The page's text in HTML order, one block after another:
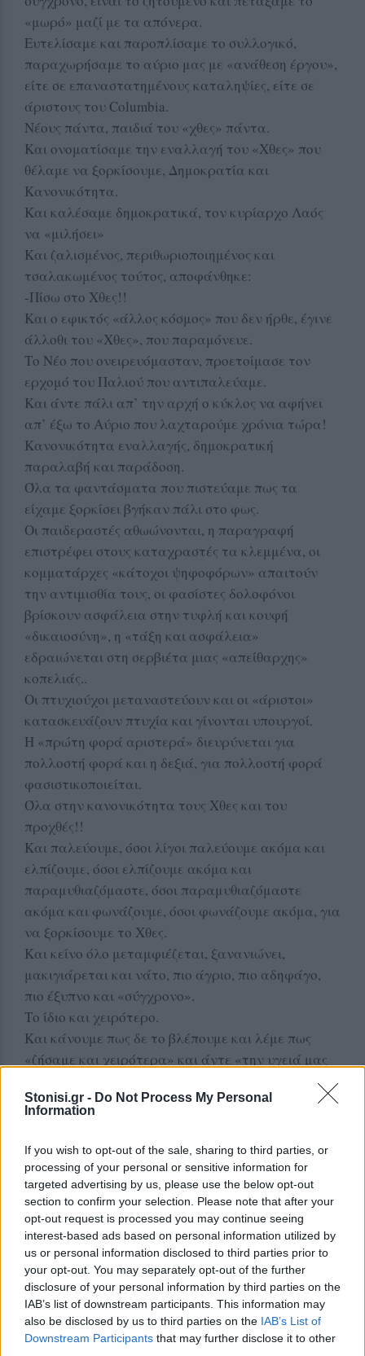
Stonisi.gr - Do Not Process My Personal
Information
If you wish to opt-out of the sale, sharing to third parties, or
processing of your personal or sensitive information for
targeted advertising by us, please use the below opt-out
section to confirm your selection. Please note that after your
opt-out request is processed you may continue seeing
interest-based ads based on personal information utilized by
us or personal information disclosed to third parties prior to
your opt-out. You may separately opt-out of the further
disclosure of your personal information by third parties on the
IAB’s list of downstream participants. This information may
also be disclosed by us to third parties on the IAB’s List of
Downstream Participants that may further disclose it to other
«μωρό» μαζί με τα απόνερα.
Ευτελίσαμε και παροπλίσαμε το συλλογικό,
παραχωρήσαμε το αύριο μας με «ανάθεση έργου»,
είτε σε επαναστατημένους καταληψίες, είτε σε
άριστους του Columbia.
Νέους πάντα, παιδιά του «χθες» πάντα.
Και ονοματίσαμε την εναλλαγή του «Χθες» που
θέλαμε να ξορκίσουμε, Δημοκρατία και
Κανονικότητα.
Και καλέσαμε δημοκρατικά, τον κυρίαρχο Λαός
να «μιλήσει»
Και ζαλισμένος, περιθωριοποιημένος και
τσαλακωμένος τούτος, αποφάνθηκε:
-Πίσω στο Χθες!!
Και ο εφικτός «άλλος κόσμος» που δεν ήρθε, έγινε
άλλοθι του «Χθες», που παραμόνευε.
Το Νέο που ονειρευόμασταν, προετοίμασε τον
ερχομό του Παλιού που αντιπαλεύαμε.
Και άντε πάλι απ’ την αρχή ο κύκλος να αφήνει
απ’ έξω το Αύριο που λαχταρούμε χρόνια τώρα!
Κανονικότητα εναλλαγής, δημοκρατική
παραλαβή και παράδοση.
Όλα τα φαντάσματα που πιστεύαμε πως τα
είχαμε ξορκίσει βγήκαν πάλι στο φως.
Οι παιδεραστές αθωώνονται, η παραγραφή
επιστρέφει στους καταχραστές τα κλεμμένα, οι
κομματάρχες «κάτοχοι ψηφοφόρων» απαιτούν
την αντιμισθία τους, οι φασίστες δολοφόνοι
βρίσκουν ασφάλεια στην τυφλή και κουφή
«δικαιοσύνη», η «τάξη και ασφάλεια»
εδραιώνεται στη σερβιέτα μιας «απείθαρχης»
κοπελιάς..
Οι πτυχιούχοι μεταναστεύουν και οι «άριστοι»
κατασκευάζουν πτυχία και γίνονται υπουργοί.
Η «πρώτη φορά αριστερά» διευρύνεται για
πολλοστή φορά και η δεξιά, για πολλοστή φορά
φασιστικοποιείται.
Όλα στην κανονικότητα τους Χθες και του
προχθές!!
Και παλεύουμε, όσοι λίγοι παλεύουμε ακόμα και
ελπίζουμε, όσοι ελπίζουμε ακόμα και
παραμυθιαζόμαστε, όσοι παραμυθιαζόμαστε
ακόμα και φωνάζουμε, όσοι φωνάζουμε ακόμα, για
να ξορκίσουμε το Χθες.
Και κείνο όλο μεταμφιέζεται, ξανανιώνει,
μακιγιάρεται και νάτο, πιο άγριο, πιο αδηφάγο,
πιο έξυπνο και «σύγχρονο».
Το ίδιο και χειρότερο.
Και κάνουμε πως δε το βλέπουμε και λέμε πως
«ζήσαμε και χειρότερα» και άντε «την υγειά μας
Και το Χθες καταβροχθίζει το Αύριο.
Αν το αποφασίσουμε, μπορεί και να γίνει…
Δείτε περισσότερα άρθρα μας στα αποτελέσματα
αναζήτησης
Add stonisi.gr on Google ↗
ΣΤΗΝ ΙΔΙΑ ΚΑΤΗΓΟΡΙΑ